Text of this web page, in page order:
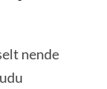
nende